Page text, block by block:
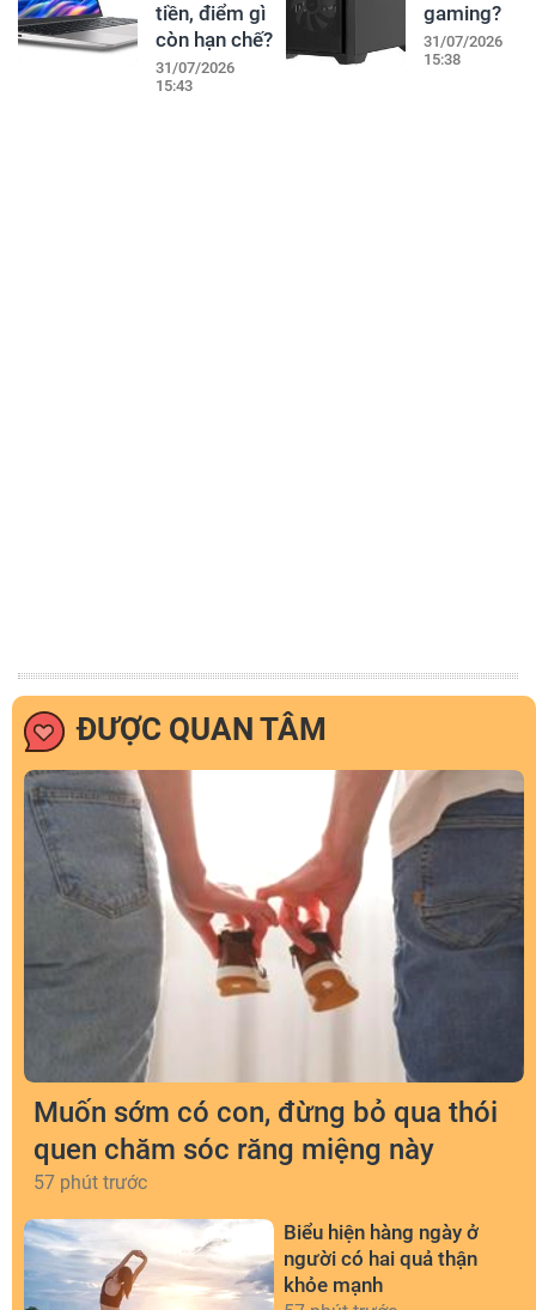
tiền, điểm gì
còn hạn chế?
31/07/2026
15:43
gaming?
31/07/2026
15:38
ĐƯỢC QUAN TÂM
Muốn sớm có con, đừng bỏ qua thói
quen chăm sóc răng miệng này
57 phút trước
Biểu hiện hàng ngày ở
người có hai quả thận
khỏe mạnh